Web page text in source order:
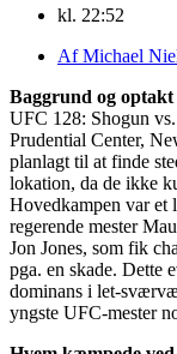
kl. 22:52
AfMichael
Baggrund og
UFC 128: Shogun
Prudential Center,
planlagt til at finde
lokation, da de ikke
Hovedkampen var et
regerende mester
Jon Jones, som fik
pga. en skade. Dette
dominans i let-
yngste UFC-mester